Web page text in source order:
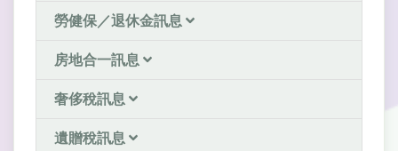
勞健保／退休金訊息
房地合一訊息
奢侈稅訊息
遺贈稅訊息